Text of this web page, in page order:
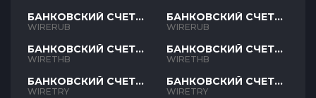
БАНКОВСКИЙ СЧЕТ
RUB
WIRERUB
БАНКОВСКИЙ СЧЕТ
THB
WIRETHB
БАНКОВСКИЙ СЧЕТ
TRY
WIRETRY
БАНКОВСКИЙ СЧЕТ
RUB
WIRERUB
БАНКОВСКИЙ СЧЕТ
THB
WIRETHB
БАНКОВСКИЙ СЧЕТ
TRY
WIRETRY